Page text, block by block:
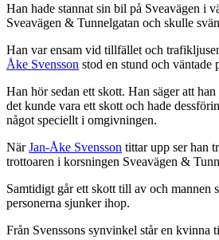
Han hade stannat sin bil på Sveavägen i
Sveavägen & Tunnelgatan och skulle
Han var ensam vid tillfället och
Åke Svensson stod en stund och väntade
Han hör sedan ett skott. Han säger att
det kunde vara ett skott och hade
något speciellt i omgivningen.
NärJan-Åke Svensson tittar upp ser han
trottoaren i korsningen Sveavägen &
Samtidigt går ett skott till av och mannen
personerna sjunker ihop.
Från Svenssons synvinkel står en kvinna